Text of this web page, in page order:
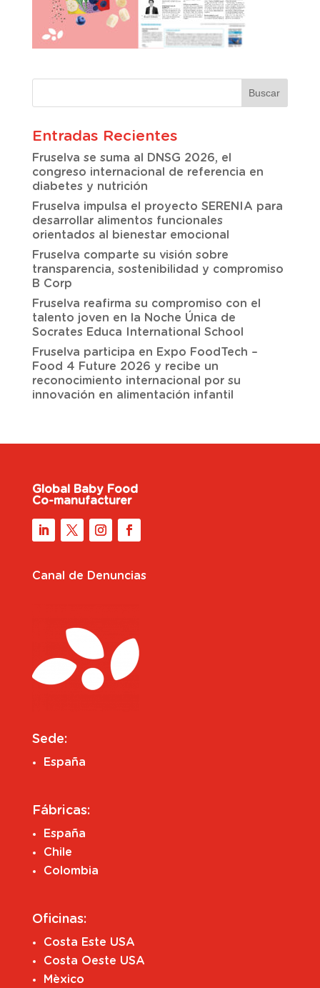
Entradas Recientes
Fruselva se suma al DNSG 2026, el
congreso internacional de referencia en
diabetes y nutrición
Fruselva impulsa el proyecto SERENIA para
desarrollar alimentos funcionales
orientados al bienestar emocional
Fruselva comparte su visión sobre
transparencia, sostenibilidad y compromiso
B Corp
Fruselva reafirma su compromiso con el
talento joven en la Noche Única de
Socrates Educa International School
Fruselva participa en Expo FoodTech –
Food 4 Future 2026 y recibe un
reconocimiento internacional por su
innovación en alimentación infantil
Global Baby Food
Co-manufacturer
Canal de Denuncias
Sede:
España
Fábricas:
España
Chile
Colombia
Oficinas:
Costa Este USA
Costa Oeste USA
Mèxico